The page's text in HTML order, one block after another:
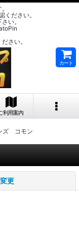
ください。
い。
さい。
カート
利用案内
ズ コモン
更